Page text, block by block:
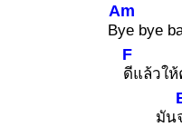
B
Am
ye bye
F
ดีแล้วให้
มัน